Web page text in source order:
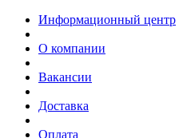
Информационный центр
О компании
Вакансии
Доставка
Оплата